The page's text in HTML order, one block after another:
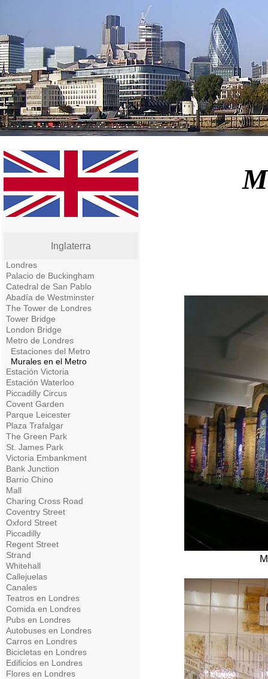
Inglaterra
Londres
Palacio de Buckingham
Catedral de San Pablo
Abadía de Westminster
The Tower de Londres
Tower Bridge
London Bridge
Metro de Londres
Estaciones del Metro
Murales en el Metro
Estación Victoria
Estación Waterloo
Piccadilly Circus
Covent Garden
Parque Leicester
Plaza Trafalgar
The Green Park
St. James Park
Victoria Embankment
Bank Junction
Barrio Chino
Mall
Charing Cross Road
Coventry Street
Oxford Street
Piccadilly
Regent Street
Strand
Whitehall
Callejuelas
Canales
Teatros en Londres
Comida en Londres
Pubs en Londres
Autobuses en Londres
Carros en Londres
Bicicletas en Londres
Edificios en Londres
Flores en Londres